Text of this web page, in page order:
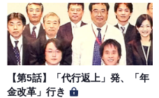
【第5話】「代行返上」発、「年
金改革」行き